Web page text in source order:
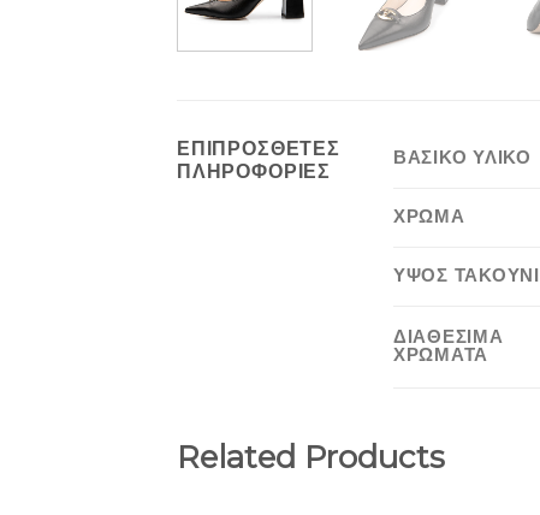
ΕΠΙΠΡΌΣΘΕΤΕΣ
ΠΛΗΡΟΦΟΡΊΕΣ
ΒΑΣΙΚΟ ΥΛΙΚΟ
ΧΡΩΜΑ
ΥΨΟΣ
ΔΙΑΘΕΣΙΜΑ
ΧΡΩΜΑΤΑ
Related Products